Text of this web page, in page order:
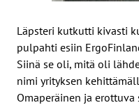
Läpsteri kutkutti kivasti
pulpahti esiin
Siinä se oli, mitä oli
nimi yrityksen
Omaperäinen ja